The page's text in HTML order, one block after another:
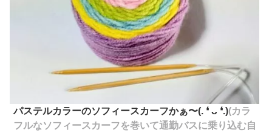
パステルカラーのソフィースカーフかぁ〜(⁠.⁠ ⁠❛⁠ ⁠ᴗ⁠ ⁠❛⁠.⁠)(カラ
フルなソフィースカーフを巻いて通勤バスに乗り込む自